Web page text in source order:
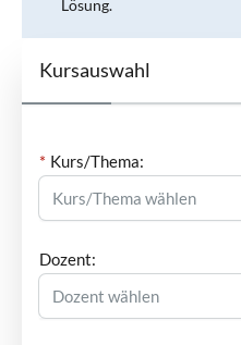
Lösung.
Kursauswahl
Kurs/Thema:
Dozent:
Dozent wählen